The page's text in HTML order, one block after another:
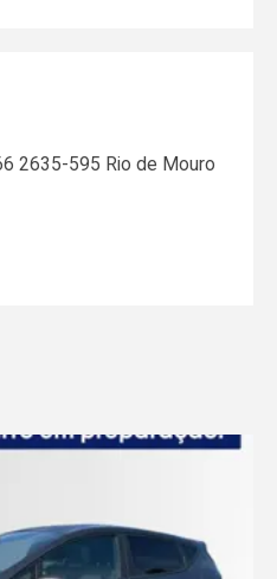
2635-595 Rio de Mouro